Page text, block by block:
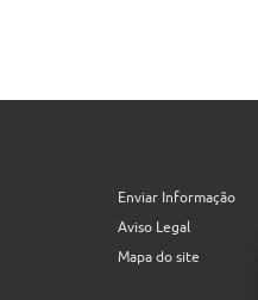
Enviar Informação
Aviso Legal
Mapa do site